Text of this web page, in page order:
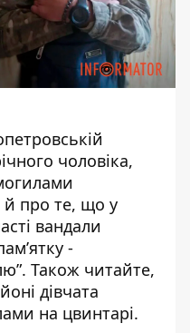
чоловіка,
про те, що у
вандали
-
. Також читайте,
дівчата
на цвинтарі.